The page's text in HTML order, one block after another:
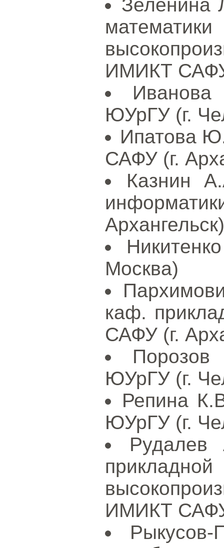
Зеленина
ИМИКТ САФУ
ЮУрГУ (г.
Ипатова
САФУ (г.
Казнин
Архангельск)
Москва)
каф.
САФУ (г.
ЮУрГУ (г.
Репина
ЮУрГУ (г.
ИМИКТ САФУ